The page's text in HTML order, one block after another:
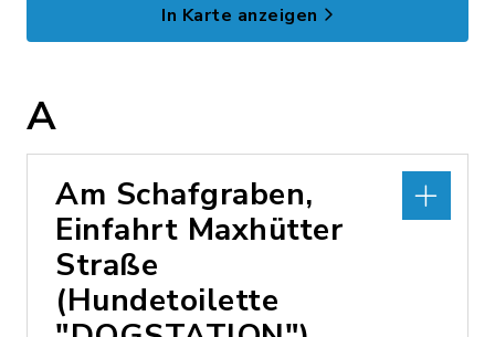
In Karte anzeigen
A
Am Schafgraben,
Einfahrt Maxhütter
Straße
(Hundetoilette